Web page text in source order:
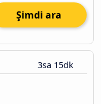
Şimdi ara
3sa 15dk